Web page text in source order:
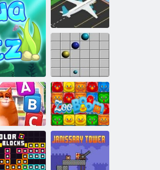
Igračka šibica Kris Mahjong
Linije 98
Koto Wasiya:
Kule riječi
Zoobum